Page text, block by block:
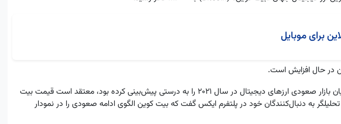
برای موبایل
در حال افزایش است.
دیو د ویو (Dave the Wave)، تحلیلگر معروفی که پایان بازار صعودی ارزهای دیجیتال در سال ۲۰۲۱ را به درستی پیش‌بینی کرده بود، معتقد است قیمت بیت
به بالای ۱۵۰,۰۰۰ دلار برسد. این تحلیلگر به دنبال‌کنندگان خود در پلتفرم ایکس گفت که بیت کوین الگوی ادامه صعودی را در نمودار